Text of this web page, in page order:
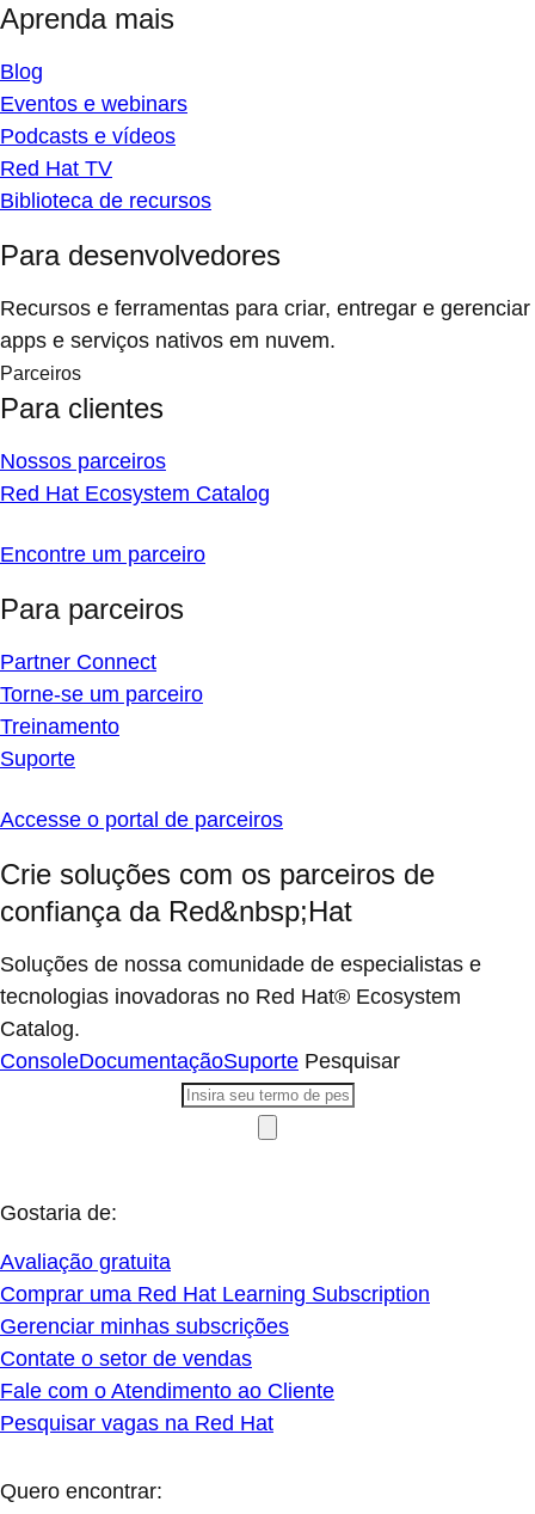
Aprenda mais
Blog
Eventos e webinars
Podcasts e vídeos
Red Hat TV
Biblioteca de recursos
Para desenvolvedores
Recursos e ferramentas para criar, entregar e gerenciar
apps e serviços nativos em nuvem.
Parceiros
Para clientes
Nossos parceiros
Red Hat Ecosystem Catalog
Encontre um parceiro
Para parceiros
Partner Connect
Torne-se um parceiro
Treinamento
Suporte
Accesse o portal de parceiros
Crie soluções com os parceiros de
confiança da Red&nbsp;Hat
Soluções de nossa comunidade de especialistas e
tecnologias inovadoras no Red Hat® Ecosystem
Catalog.
ConsoleDocumentaçãoSuporte Pesquisar
Gostaria de:
Avaliação gratuita
Comprar uma Red Hat Learning Subscription
Gerenciar minhas subscrições
Contate o setor de vendas
Fale com o Atendimento ao Cliente
Pesquisar vagas na Red Hat
Quero encontrar: